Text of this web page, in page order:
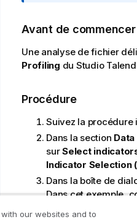
o
m
a
i
n
s
Avant de commencer
Une analyse de fichier
Profiling du Studio Talend
Procédure
Suivez la procédure
Dans la section
surSelect
Indicator Selection
Dans la boîte de
Dans cet exemple,
our websites and to